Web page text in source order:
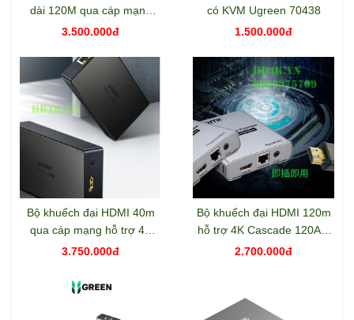
dài 120M qua cáp mạng
RJ45 Cat5e/Cat6 Ugreen
3.500.000đ
có KVM Ugreen 70438
1.500.000đ
Bộ khuếch đại HDMI 40m
qua cáp mạng hỗ trợ 4K
Ugreen 50999
3.750.000đ
Bộ khuếch đại HDMI 120m
hỗ trợ 4K Cascade 120AT-
HD
2.700.000đ